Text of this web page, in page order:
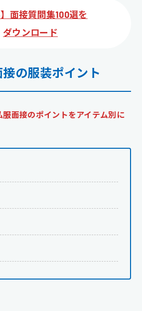
】面接質問集100選を
ダウンロード
の服装ポイント
服面接のポイントをアイテム別に